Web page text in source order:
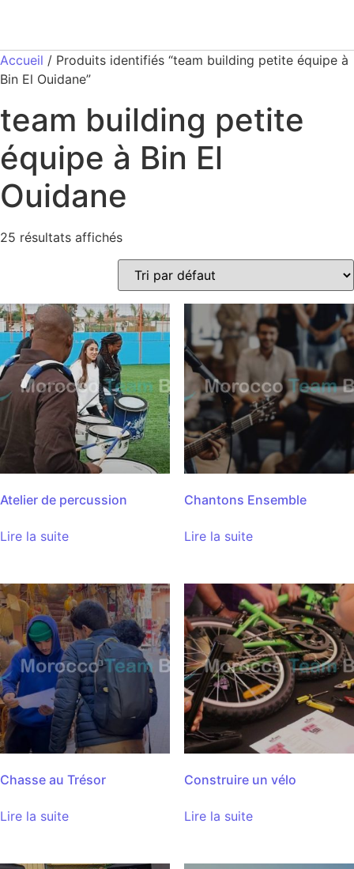
Accueil / Produits identifiés “team building petite équipe à
Bin El Ouidane”
team building petite
équipe à Bin El
Ouidane
25 résultats affichés
Atelier de percussion
Lire la suite
Chantons Ensemble
Lire la suite
Chasse au Trésor
Lire la suite
Construire un vélo
Lire la suite